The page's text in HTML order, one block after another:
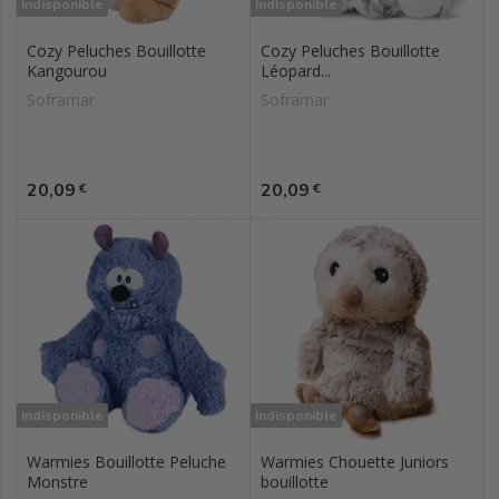
Indisponible
Cozy Peluches Bouillotte
Kangourou
Soframar
Prix
20,09 €
Indisponible
Cozy Peluches Bouillotte
Léopard...
Soframar
Prix
20,09 €
Indisponible
Warmies Bouillotte Peluche
Monstre
Indisponible
Warmies Chouette Juniors
bouillotte